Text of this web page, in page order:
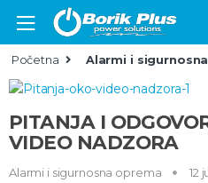
Skip to navigation
Skip to content
Početna Alarmi i
PITANJA I
VIDEO NADZORA
Alarmi i sigurnosna oprema 12